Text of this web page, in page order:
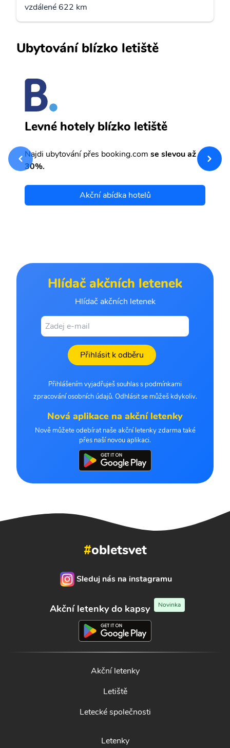
vzdálené 622 km
Ubytování blízko letiště
Levné hotely blízko letiště
Najdi ubytování přes booking.com se slevou až
30%.
Akční abídka hotelů
Hlídač akčních letenek
Hlídač akčních letenek
Přihlásit k odběru
Přihlášením vyjadřuješ souhlas s podmínkami
zpracování osobních údajů. Odhlásit se můžeš kdykoliv.
Nová aplikace na akční letenky
Nově můžete odebírat naše akční letenky zdarma také
přes naší novou aplikaci.
#obletsvet
Sleduj nás na instagramu
Akční letenky do kapsy Novinka
Akční letenky
Letiště
Letecké společnosti
Letenky